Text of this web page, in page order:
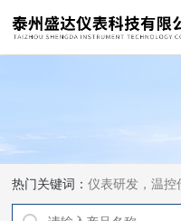
热门关键词：仪表研发，温控